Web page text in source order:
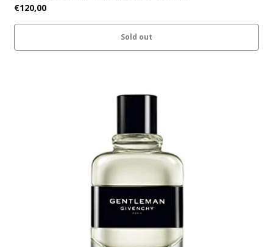
€120,00
Sold out